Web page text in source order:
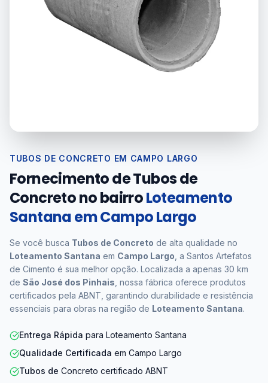
TUBOS DE CONCRETO EM CAMPO LARGO
Fornecimento de Tubos de
Concreto no bairroLoteamento
Santana em Campo Largo
Se você busca Tubos de Concreto de alta qualidade no
Loteamento Santana em Campo Largo , a Santos Artefatos
de Cimento é sua melhor opção. Localizada a apenas 30 km
de São José dos Pinhais , nossa fábrica oferece produtos
certificados pela ABNT, garantindo durabilidade e resistência
essenciais para obras na região de Loteamento Santana.
Entrega Rápida para Loteamento Santana
Qualidade Certificada em Campo Largo
Tubos de Concreto certificado ABNT